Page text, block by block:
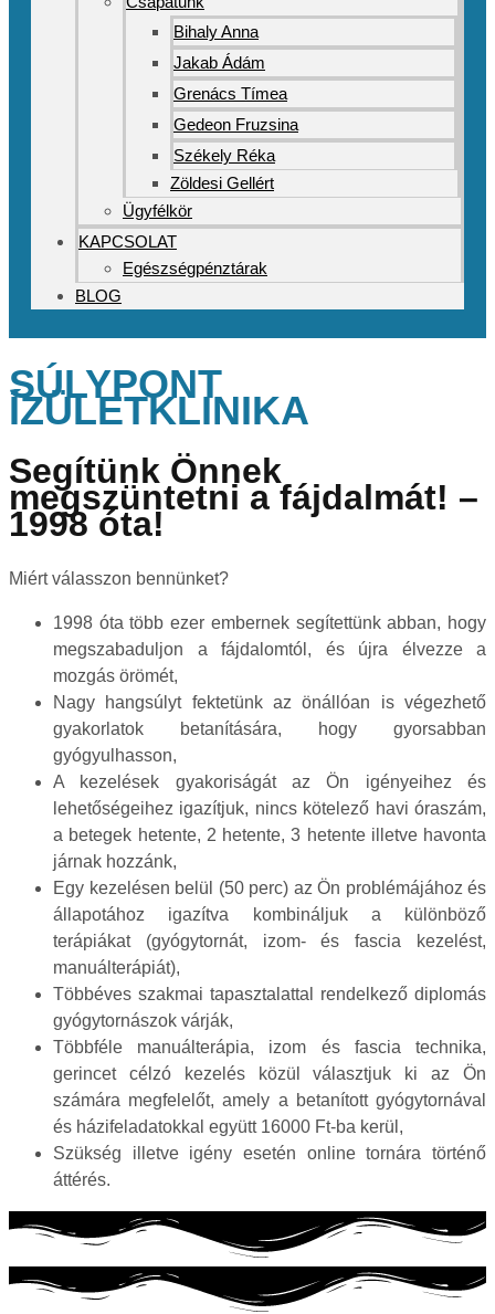
Bihaly Anna
Jakab Ádám
Grenács Tímea
Gedeon Fruzsina
Székely Réka
Zöldesi Gellért
Ügyfélkör
KAPCSOLAT
Egészségpénztárak
BLOG
SÚLYPONT
ÍZÜLETKLINIKA
Segítünk Önnek
megszüntetni a fájdalmát! –
1998 óta!
Miért válasszon bennünket?
1998 óta több ezer embernek segítettünk abban, hogy
megszabaduljon a fájdalomtól, és újra élvezze a
mozgás örömét,
Nagy hangsúlyt fektetünk az önállóan is végezhető
gyakorlatok betanítására, hogy gyorsabban
gyógyulhasson,
A kezelések gyakoriságát az Ön igényeihez és
lehetőségeihez igazítjuk, nincs kötelező havi óraszám,
a betegek hetente, 2 hetente, 3 hetente illetve havonta
járnak hozzánk,
Egy kezelésen belül (50 perc) az Ön problémájához és
állapotához igazítva kombináljuk a különböző
terápiákat (gyógytornát, izom- és fascia kezelést,
manuálterápiát),
Többéves szakmai tapasztalattal rendelkező diplomás
gyógytornászok várják,
Többféle manuálterápia, izom és fascia technika,
gerincet célzó kezelés közül választjuk ki az Ön
számára megfelelőt, amely a betanított gyógytornával
és házifeladatokkal együtt 16000 Ft-ba kerül,
Szükség illetve igény esetén online tornára történő
áttérés.